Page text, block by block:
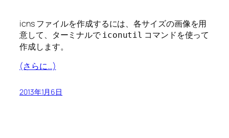
icns ファイルを作成するには、各サイズの画像を用
意して、ターミナルでiconutil コマンドを使って
作成します。
(さらに…)
2013年1月6日